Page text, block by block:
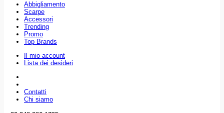
Abbigliamento
Scarpe
Accessori
Trending
Promo
Top Brands
Il mio account
Lista dei desideri
Contatti
Chi siamo